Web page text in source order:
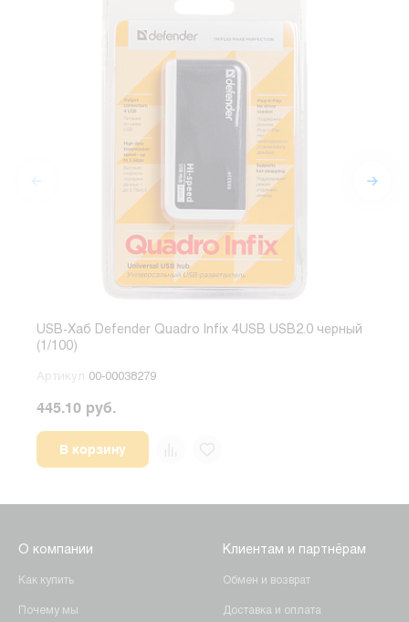
USB-Хаб Defender Quadro Infix 4USB USB2.0 черный
(1/100)
Артикул 00-00038279
445.10 руб.
В корзину
О компании
Как купить
Почему мы
Клиентам и партнёрам
Обмен и возврат
Доставка и оплата